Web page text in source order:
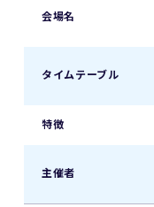
会場名
タイムテーブル
特徴
主催者